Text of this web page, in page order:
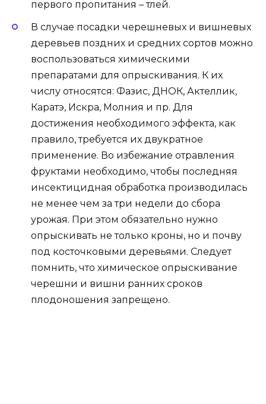
первого пропитания – тлей.
В случае посадки черешневых и вишневых
деревьев поздних и средних сортов можно
воспользоваться химическими
препаратами для опрыскивания. К их
числу относятся: Фазис, ДНОК, Актеллик,
Каратэ, Искра, Молния и пр. Для
достижения необходимого эффекта, как
правило, требуется их двукратное
применение. Во избежание отравления
фруктами необходимо, чтобы последняя
инсектицидная обработка производилась
не менее чем за три недели до сбора
урожая. При этом обязательно нужно
опрыскивать не только кроны, но и почву
под косточковыми деревьями. Следует
помнить, что химическое опрыскивание
черешни и вишни ранних сроков
плодоношения запрещено.